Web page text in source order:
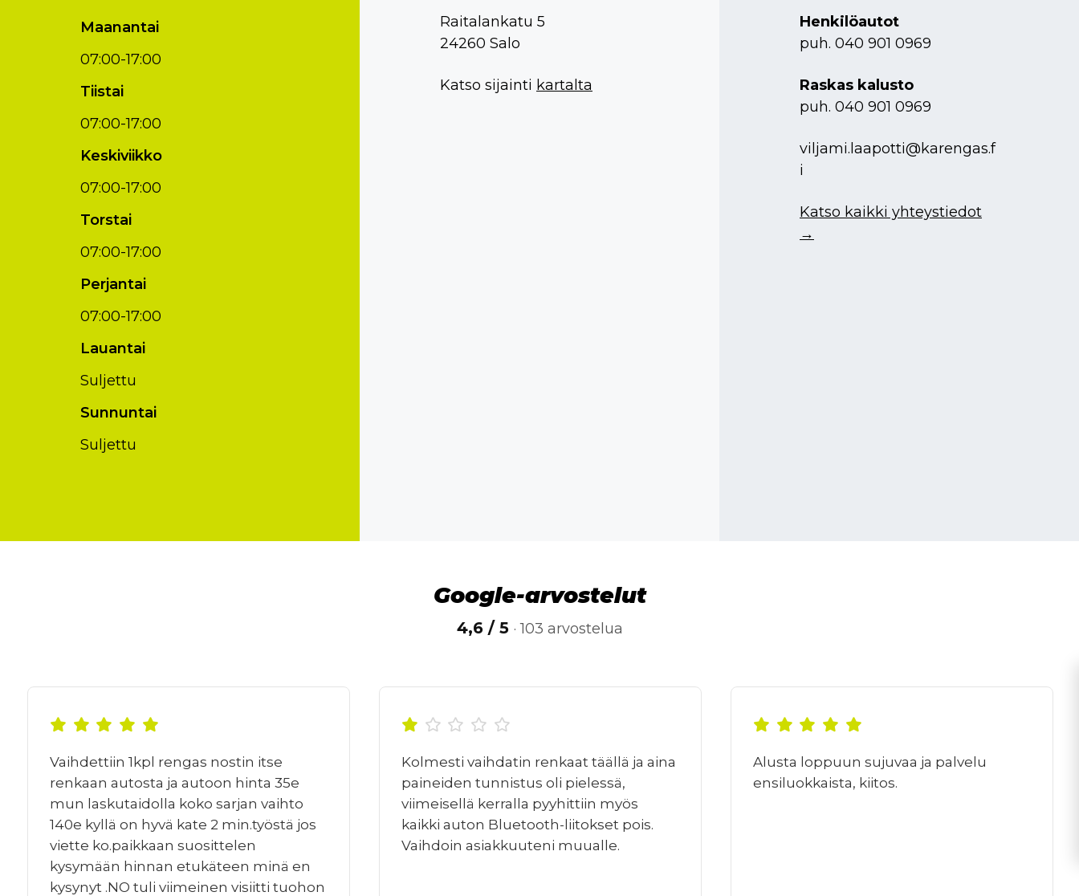
Maanantai
07:00-17:00
Tiistai
07:00-17:00
Keskiviikko
07:00-17:00
Torstai
07:00-17:00
Perjantai
07:00-17:00
Lauantai
Suljettu
Sunnuntai
Suljettu
Raitalankatu 5
24260 Salo
Katso sijainti kartalta
Henkilöautot
puh. 040 901 0969
Raskas kalusto
puh. 040 901 0969
viljami.laapotti@karengas.f
i
Katso kaikki yhteystiedot
→
Google-arvostelut
4,6 / 5 · 103 arvostelua
Vaihdettiin 1kpl rengas nostin itse
renkaan autosta ja autoon hinta 35e
mun laskutaidolla koko sarjan vaihto
140e kyllä on hyvä kate 2 min.työstä jos
viette ko.paikkaan suosittelen
kysymään hinnan etukäteen minä en
kysynyt .NO tuli viimeinen visiitti tuohon
Kolmesti vaihdatin renkaat täällä ja aina
paineiden tunnistus oli pielessä,
viimeisellä kerralla pyyhittiin myös
kaikki auton Bluetooth-liitokset pois.
Vaihdoin asiakkuuteni muualle.
Alusta loppuun sujuvaa ja palvelu
ensiluokkaista, kiitos.